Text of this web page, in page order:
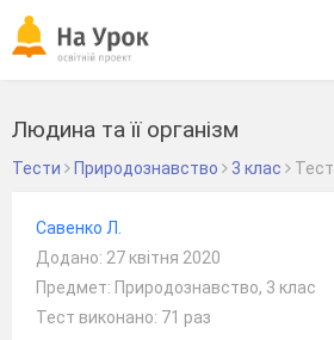
Людина та її організм
Тести Природознавство 3 клас Тест
Савенко Л.
Додано: 27 квітня 2020
Предмет: Природознавство, 3 клас
Тест виконано: 71 раз